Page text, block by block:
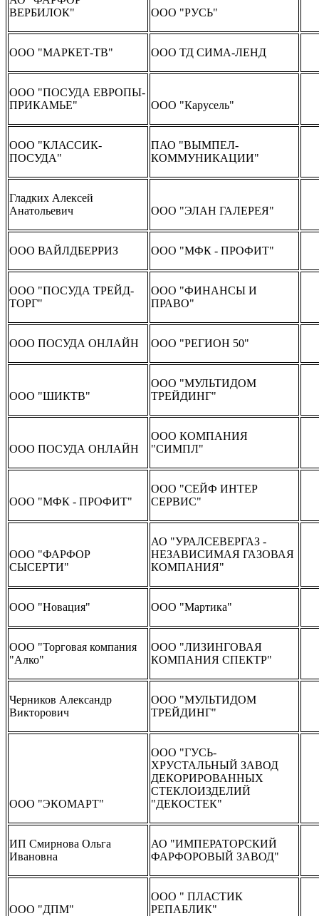
ВЕРБИЛОК"
ООО "РУСЬ"
ООО "МАРКЕТ-ТВ" ООО ТД СИМА-ЛЕНД
ООО "ПОСУДА ЕВРОПЫ-
ПРИКАМЬЕ"
ООО "Карусель"
ООО "КЛАССИК-
ПОСУДА"
ПАО "ВЫМПЕЛ-
КОММУНИКАЦИИ"
Гладких Алексей
Анатольевич
ООО "ЭЛАН ГАЛЕРЕЯ"
ООО ВАЙЛДБЕРРИЗ ООО "МФК - ПРОФИТ"
ООО "ПОСУДА ТРЕЙД-
ТОРГ"
ООО "ФИНАНСЫ И
ПРАВО"
ООО ПОСУДА ОНЛАЙН ООО "РЕГИОН 50"
ООО "ШИКТВ"
ООО "МУЛЬТИДОМ
ТРЕЙДИНГ"
ООО ПОСУДА ОНЛАЙН
ООО КОМПАНИЯ
"СИМПЛ"
ООО "МФК - ПРОФИТ"
ООО "СЕЙФ ИНТЕР
СЕРВИС"
ООО "ФАРФОР
СЫСЕРТИ"
АО "УРАЛСЕВЕРГАЗ -
НЕЗАВИСИМАЯ ГАЗОВАЯ
КОМПАНИЯ"
ООО "Новация" ООО "Мартика"
ООО "Торговая компания
"Алко"
ООО "ЛИЗИНГОВАЯ
КОМПАНИЯ СПЕКТР"
Черников Александр
Викторович
ООО "МУЛЬТИДОМ
ТРЕЙДИНГ"
ООО "ЭКОМАРТ"
ООО "ГУСЬ-
ХРУСТАЛЬНЫЙ ЗАВОД
ДЕКОРИРОВАННЫХ
СТЕКЛОИЗДЕЛИЙ
"ДЕКОСТЕК"
ИП Смирнова Ольга
Ивановна
АО "ИМПЕРАТОРСКИЙ
ФАРФОРОВЫЙ ЗАВОД"
ООО "ДПМ"
ООО " ПЛАСТИК
РЕПАБЛИК"